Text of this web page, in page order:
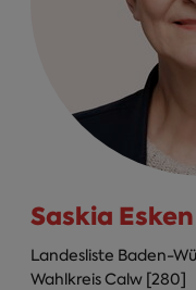
Saskia Esken
Landesliste Baden-
Wahlkreis Calw [280]